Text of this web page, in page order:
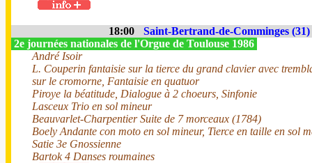
18:00
Saint-Bertrand-de-Comminges (31)
2e journées nationales de l'Orgue de Toulouse 1986
André Isoir
L. Couperin fantaisie sur la tierce du grand clavier avec
sur le cromorne, Fantaisie en quatuor
Piroye la béatitude, Dialogue à 2 choeurs, Sinfonie
Lasceux Trio en sol mineur
Beauvarlet-Charpentier Suite de 7 morceaux (1784)
Boely Andante con moto en sol mineur, Tierce en taille en sol
Satie 3e Gnossienne
Bartok 4 Danses roumaines